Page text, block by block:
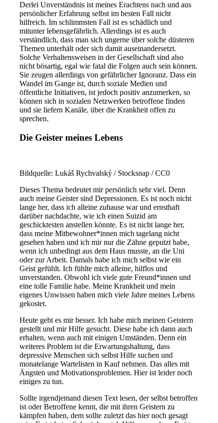
Derlei Unverständnis ist meines Erachtens nach und aus
persönlicher Erfahrung selbst im besten Fall nicht
hilfreich. Im schlimmsten Fall ist es schädlich und
mitunter lebensgefährlich. Allerdings ist es auch
verständlich, dass man sich ungerne über solche düsteren
Themen unterhält oder sich damit auseinandersetzt.
Solche Verhaltensweisen in der Gesellschaft sind also
nicht bösartig, egal wie fatal die Folgen auch sein können.
Sie zeugen allerdings von gefährlicher Ignoranz. Dass ein
Wandel im Gange ist, durch soziale Medien und
öffentliche Initiativen, ist jedoch positiv anzumerken, so
können sich in sozialen Netzwerken betroffene finden
und sie liefern Kanäle, über die Krankheit offen zu
sprechen.
Die Geister meines Lebens
Bildquelle: Lukáš Rychvalský /​ Stocksnap /​ CC0
Dieses Thema bedeutet mir persönlich sehr viel. Denn
auch meine Geister sind Depressionen. Es ist noch nicht
lange her, dass ich alleine zuhause war und ernsthaft
darüber nachdachte, wie ich einen Suizid am
geschicktesten anstellen könnte. Es ist nicht lange her,
dass meine Mitbewohner*innen mich tagelang nicht
gesehen haben und ich mir nur die Zähne geputzt habe,
wenn ich unbedingt aus dem Haus musste, an die Uni
oder zur Arbeit. Damals habe ich mich selbst wie ein
Geist gefühlt. Ich fühlte mich alleine, hilflos und
unverstanden. Obwohl ich viele gute Freund*innen und
eine tolle Familie habe. Meine Krankheit und mein
eigenes Unwissen haben mich viele Jahre meines Lebens
gekostet.
Heute geht es mir besser. Ich habe mich meinen Geistern
gestellt und mir Hilfe gesucht. Diese habe ich dann auch
erhalten, wenn auch mit einigen Umständen. Denn ein
weiteres Problem ist die Erwartungshaltung, dass
depressive Menschen sich selbst Hilfe suchen und
monatelange Wartelisten in Kauf nehmen. Das alles mit
Ängsten und Motivationsproblemen. Hier ist leider noch
einiges zu tun.
Sollte irgendjemand diesen Text lesen, der selbst betroffen
ist oder Betroffene kennt, die mit ihren Geistern zu
kämpfen haben, dem sollte zuletzt das hier noch gesagt